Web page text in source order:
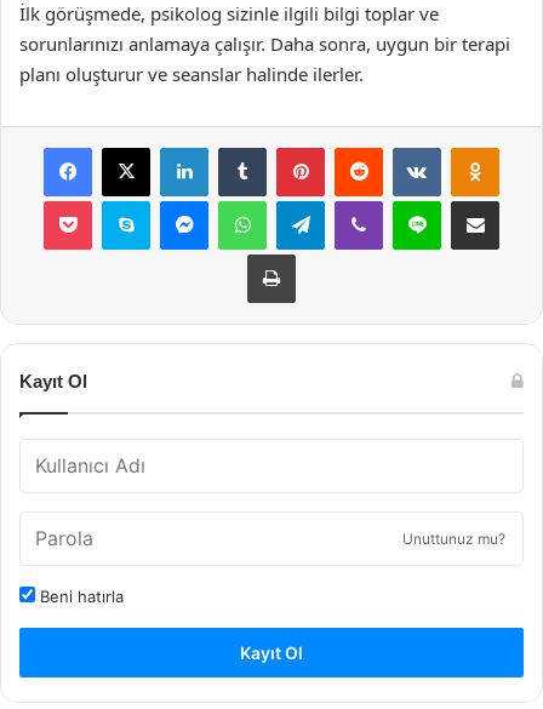
İlk görüşmede, psikolog sizinle ilgili bilgi toplar ve
sorunlarınızı anlamaya çalışır. Daha sonra, uygun bir terapi
planı oluşturur ve seanslar halinde ilerler.
Facebook
X LinkedInTumblr PinterestReddit VKontakte
Pocket Skype MessengerWhatsAppTelegramViber Line E-Posta ile
Yazdır
Kayıt Ol
Unuttunuz mu?
Beni hatırla
Kayıt Ol